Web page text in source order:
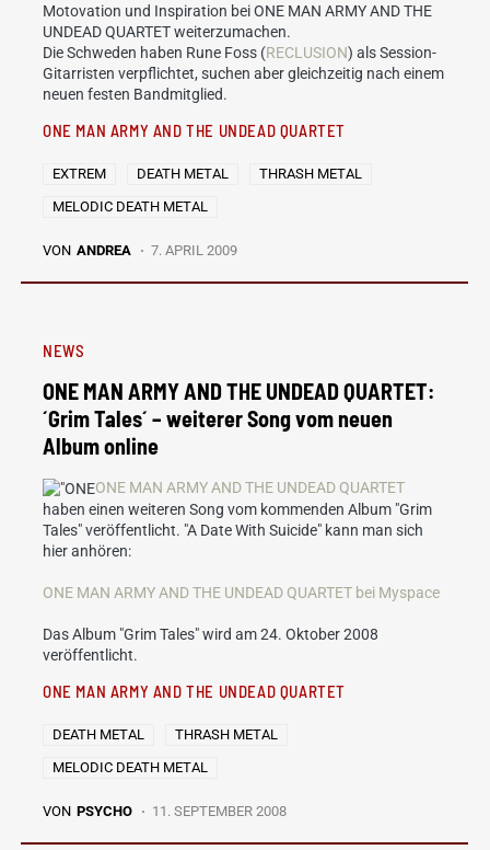
Motovation und Inspiration bei ONE MAN ARMY AND THE
UNDEAD QUARTET weiterzumachen.
Die Schweden haben Rune Foss (RECLUSION) als Session-
Gitarristen verpflichtet, suchen aber gleichzeitig nach einem
neuen festen Bandmitglied.
ONE MAN ARMY AND THE UNDEAD QUARTET
EXTREM DEATH METAL
THRASH METAL
MELODIC DEATH METAL
VON ANDREA 7. APRIL 2009
NEWS
ONE MAN ARMY AND THE UNDEAD QUARTET:
´Grim Tales´ – weiterer Song vom neuen
Album online
ONE MAN ARMY AND THE UNDEAD QUARTET
haben einen weiteren Song vom kommenden Album "Grim
Tales" veröffentlicht. "A Date With Suicide" kann man sich
hier anhören:
ONE MAN ARMY AND THE UNDEAD QUARTET bei Myspace
Das Album "Grim Tales" wird am 24. Oktober 2008
veröffentlicht.
ONE MAN ARMY AND THE UNDEAD QUARTET
DEATH METAL
THRASH METAL
MELODIC DEATH METAL
VON PSYCHO 11. SEPTEMBER 2008